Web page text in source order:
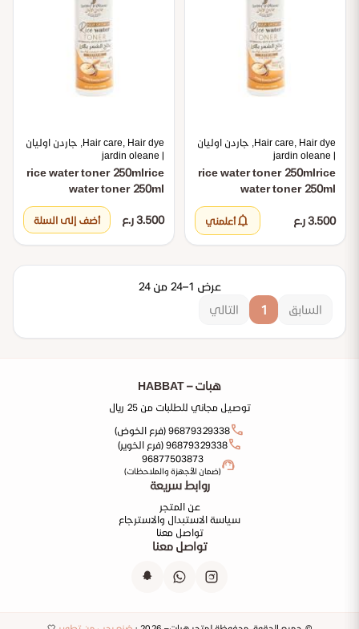
Hair care, Hair dye, جاردن اوليان
| jardin oleane
rice water toner 250mlrice
water toner 250ml
3.500 ر.ع notificationsأعلمني
Hair care, Hair dye, جاردن اوليان
| jardin oleane
rice water toner 250mlrice
water toner 250ml
3.500 ر.ع أضف إلى السلة
عرض 1–24 من 24
السابق
1 التالي
هبات – HABBAT
توصيل مجاني للطلبات من 25 ريال
call96879329338 (فرع الخوض)
call96879329338 (فرع الخوير)
support_agent
96877503873
(ضمان الأجهزة والملاحظات)
روابط سريعة
عن المتجر
سياسة الاستبدال والاسترجاع
تواصل معنا
تواصل معنا